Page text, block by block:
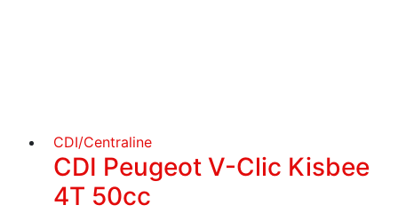
CDI/Centraline
CDI Peugeot V-Clic Kisbee
4T 50cc